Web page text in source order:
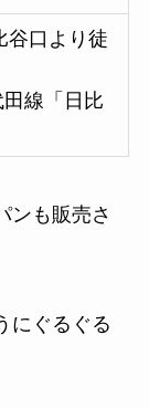
谷口より徒
線「日比
ンも販売さ
にぐるぐる